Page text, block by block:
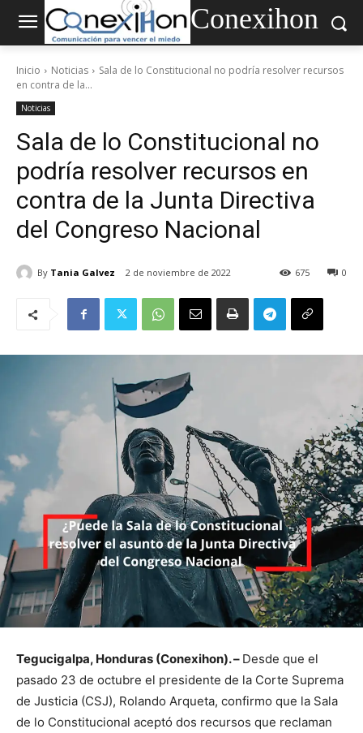
Conexihon
Inicio Noticias
Sala de lo Constitucional no podría resolver recursos
en contra de la...
Noticias
Sala de lo Constitucional no
podría resolver recursos en
contra de la Junta Directiva
del Congreso Nacional
By Tania Galvez 2 de noviembre de 2022 0
675
Tegucigalpa, Honduras (Conexihon). – Desde que el
pasado 23 de octubre el presidente de la Corte Suprema
de Justicia (CSJ), Rolando Arqueta, confirmo que la Sala
de lo Constitucional aceptó dos recursos que reclaman